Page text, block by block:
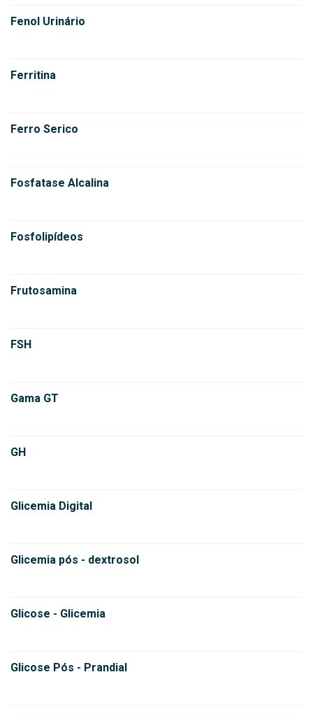
Fenol Urinário
Ferritina
Ferro Serico
Fosfatase Alcalina
Fosfolipídeos
Frutosamina
FSH
Gama GT
GH
Glicemia Digital
Glicemia pós - dextrosol
Glicose - Glicemia
Glicose Pós - Prandial